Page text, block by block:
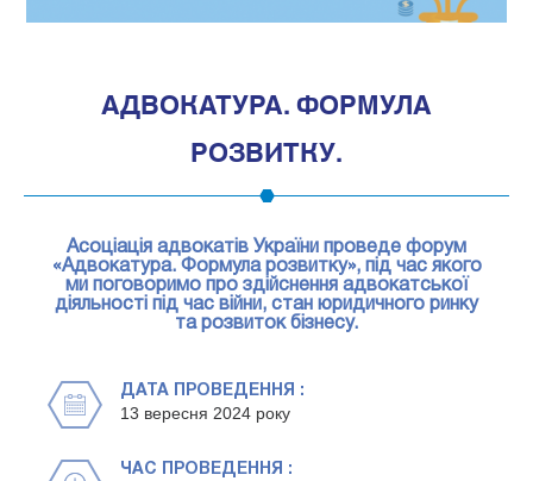
АДВОКАТУРА. ФОРМУЛА
РОЗВИТКУ.
Асоціація адвокатів України проведе форум
«Адвокатура. Формула розвитку», під час якого
ми поговоримо про здійснення адвокатської
діяльності під час війни, стан юридичного ринку
та розвиток бізнесу.
ДАТА ПРОВЕДЕННЯ :
13 вересня 2024 року
ЧАС ПРОВЕДЕННЯ :